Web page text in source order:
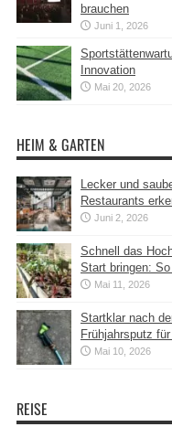
brauchen
Juni 1, 2026
Innovation
Mai 20, 2026
HEIM & GARTEN
Lecker und
Restaurants
Juni 2, 2026
Schnell das
Start bringen: So
Mai 11, 2026
Startklar nach
Frühjahrsputz
Mai 10, 2026
REISE